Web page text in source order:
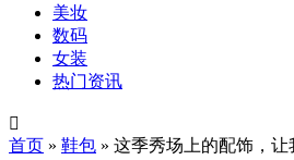
美妆
数码
女装
热门资讯

首页 » 鞋包 » 这季秀场上的配饰，